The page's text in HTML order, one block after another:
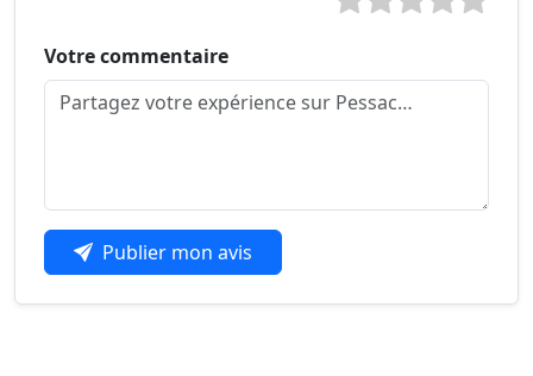
Votre commentaire
Publier mon avis